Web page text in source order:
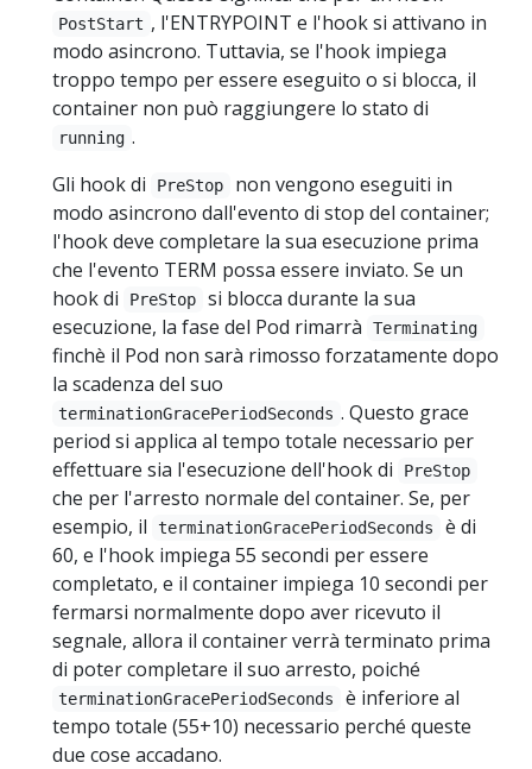
PostStart , l'ENTRYPOINT e l'hook si attivano in
modo asincrono. Tuttavia, se l'hook impiega
troppo tempo per essere eseguito o si blocca, il
container non può raggiungere lo stato di
running .
Gli hook di
PreStop
non vengono eseguiti in
modo asincrono dall'evento di stop del container;
l'hook deve completare la sua esecuzione prima
che l'evento TERM possa essere inviato. Se un
hook di
PreStop
si blocca durante la sua
esecuzione, la fase del Pod rimarrà
Terminating
finchè il Pod non sarà rimosso forzatamente dopo
la scadenza del suo
terminationGracePeriodSeconds . Questo grace
period si applica al tempo totale necessario per
effettuare sia l'esecuzione dell'hook di
PreStop
che per l'arresto normale del container. Se, per
esempio, il
terminationGracePeriodSeconds
è di
60, e l'hook impiega 55 secondi per essere
completato, e il container impiega 10 secondi per
fermarsi normalmente dopo aver ricevuto il
segnale, allora il container verrà terminato prima
di poter completare il suo arresto, poiché
terminationGracePeriodSeconds
è inferiore al
tempo totale (55+10) necessario perché queste
due cose accadano.